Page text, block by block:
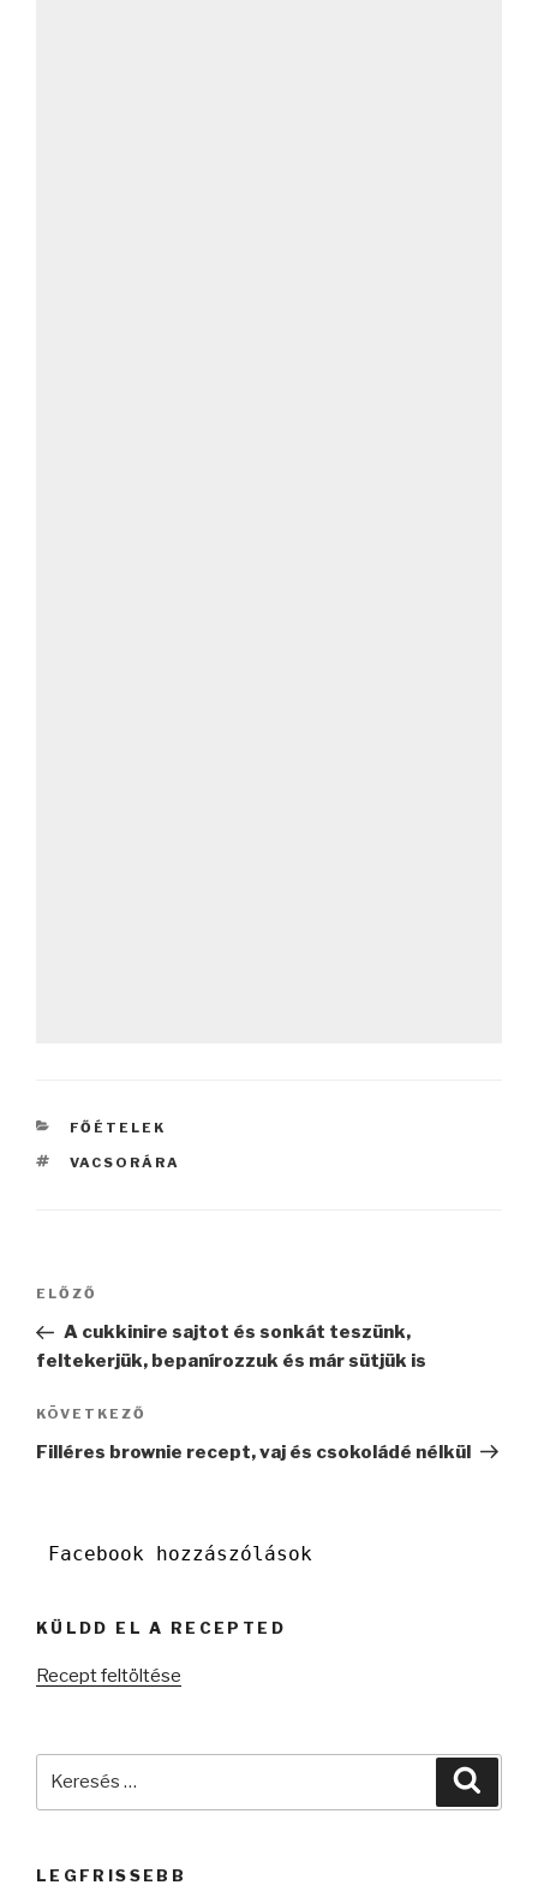
KATEGÓRIÁK
FŐÉTELEK
CÍMKÉK
VACSORÁRA
Bejegyzés
Korábbi
bejegyzés
ELŐZŐ
A cukkinire sajtot és sonkát teszünk,
feltekerjük, bepanírozzuk és már sütjük is
Következő
bejegyzés
KÖVETKEZŐ
Filléres brownie recept, vaj és csokoládé nélkül
Facebook hozzászólások
KÜLDD EL A RECEPTED
Recept feltöltése
LEGFRISSEBB